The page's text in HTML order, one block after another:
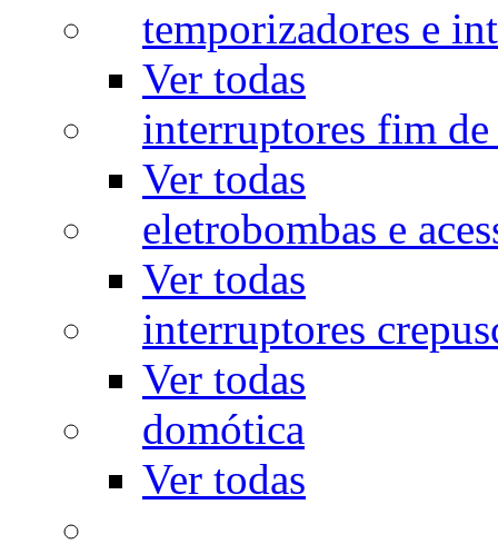
temporizadores e
Ver todas
interruptores fim de
Ver todas
eletrobombas e
Ver todas
interruptores
Ver todas
domótica
Ver todas